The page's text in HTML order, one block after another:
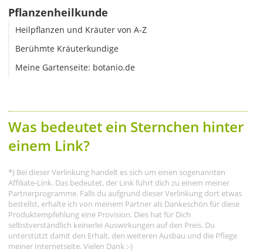
Pflanzenheilkunde
Heilpflanzen und Kräuter von A-Z
Berühmte Kräuterkundige
Meine Gartenseite: botanio.de
Was bedeutet ein Sternchen hinter
einem Link?
*) Bei dieser Verlinkung handelt es sich um einen sogenannten
Affiliate-Link. Das bedeutet, der Link führt dich zu einem meiner
Partnerprogramme. Falls du aufgrund dieser Verlinkung dort etwas
bestellst, erhalte ich von meinem Partner als Dankeschön für diese
Produktempfehlung eine Provision. Dies hat für Dich
selbstverständlich keinerlei Auswirkungen auf den Preis. Du
unterstützt damit den Erhalt, den weiteren Ausbau und die Pflege
meiner Internetseite. Vielen Dank :-)